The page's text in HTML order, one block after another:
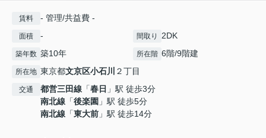
賃料 - 管理/共益費 -
面積 - 間取り 2DK
築年数 築10年 所在階 6階/9階建
所在地 東京都文京区小石川 ２丁目
交通 都営三田線 「春日 」駅 徒歩3分
南北線 「後楽園 」駅 徒歩5分
南北線 「東大前 」駅 徒歩14分